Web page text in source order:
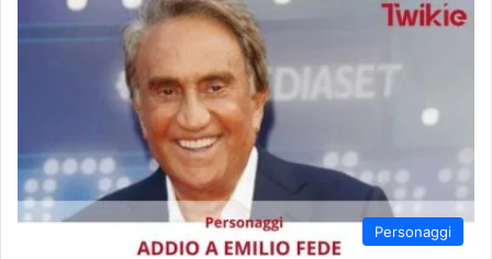
Personaggi